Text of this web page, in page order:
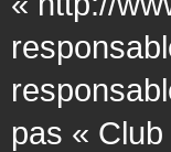
pas «